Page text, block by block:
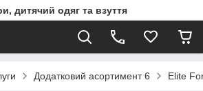
дитячий одяг та взуття
Додатковий асортимент 6 Elite